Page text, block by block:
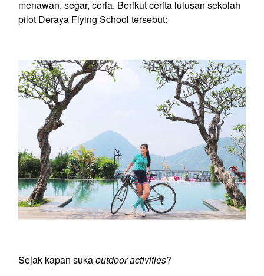
menawan, segar, ceria. Berikut cerita lulusan sekolah
pilot Deraya Flying School tersebut:
Sejak kapan sukaoutdoor activities?